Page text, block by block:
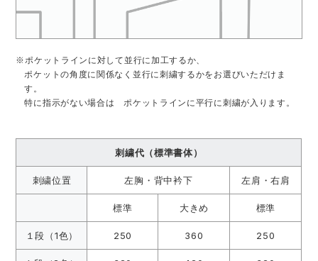
※ポケットラインに対して並行に加工するか、
ポケットの角度に関係なく並行に刺繍するかをお選びいただけま
す。
特に指示がない場合は ポケットラインに平行に刺繍が入ります。
刺繍代（標準書体）
刺繍位置 左胸・背中衿下 左肩・右肩
標準 大きめ 標準
１段（1色） 250 360 250